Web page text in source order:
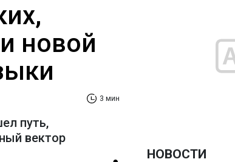
новой
3 мин
путь,
вектор
НОВОСТИ